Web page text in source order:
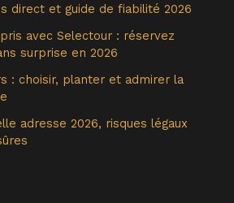
direct et guide de fiabilité 2026
avec Selectour : réservez
surprise en 2026
: choisir, planter et admirer la
adresse 2026, risques légaux